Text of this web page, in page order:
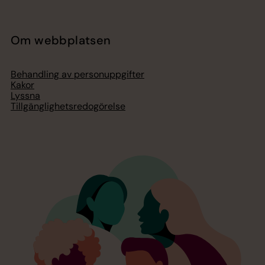
Om webbplatsen
Behandling av personuppgifter
Kakor
Lyssna
Tillgänglighetsredogörelse